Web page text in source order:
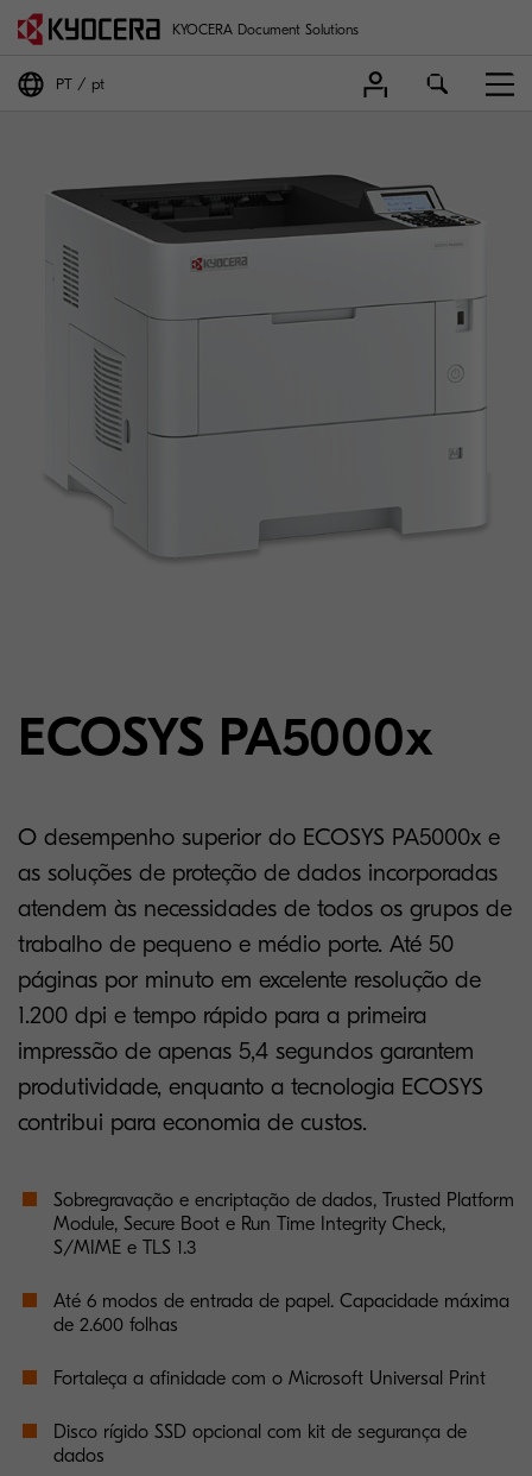
KYOCERA Document Solutions
PT pt
ECOSYS PA5000x
O desempenho superior do ECOSYS PA5000x e
as soluções de proteção de dados incorporadas
atendem às necessidades de todos os grupos de
trabalho de pequeno e médio porte. Até 50
páginas por minuto em excelente resolução de
1.200 dpi e tempo rápido para a primeira
impressão de apenas 5,4 segundos garantem
produtividade, enquanto a tecnologia ECOSYS
contribui para economia de custos.
Sobregravação e encriptação de dados, Trusted Platform
Module, Secure Boot e Run Time Integrity Check,
S/MIME e TLS 1.3
Até 6 modos de entrada de papel. Capacidade máxima
de 2.600 folhas
Fortaleça a afinidade com o Microsoft Universal Print
Disco rígido SSD opcional com kit de segurança de
dados